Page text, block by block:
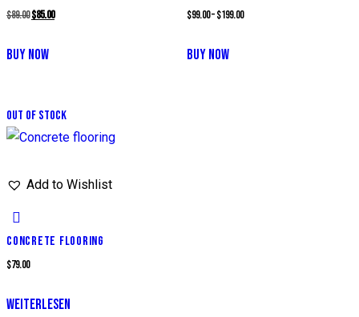
$89.00$85.00
BUY NOW
$99.00–$199.00
BUY NOW
Out of stock
Add to Wishlist
CONCRETE FLOORING
$79.00
WEITERLESEN